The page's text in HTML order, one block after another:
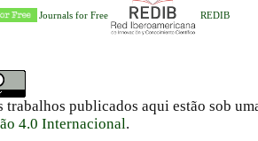
Journals for Free REDIB
trabalhos publicados aqui estão sob
4.0 Internacional.